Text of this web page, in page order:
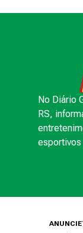
No Diário
RS,
ANUNCIE